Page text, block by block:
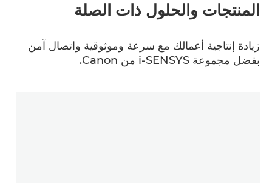
المنتجات والحلول ذات الصلة
زيادة إنتاجية أعمالك مع سرعة وموثوقية واتصال آمن
بفضل مجموعة i-SENSYS من Canon.